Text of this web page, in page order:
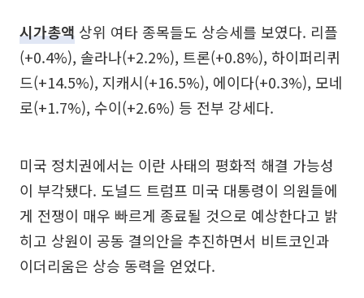
시가총액 상위 여타 종목들도 상승세를 보였다. 리플
(+0.4%), 솔라나(+2.2%), 트론(+0.8%), 하이퍼리퀴
드(+14.5%), 지캐시(+16.5%), 에이다(+0.3%), 모네
로(+1.7%), 수이(+2.6%) 등 전부 강세다.
미국 정치권에서는 이란 사태의 평화적 해결 가능성
이 부각됐다. 도널드 트럼프 미국 대통령이 의원들에
게 전쟁이 매우 빠르게 종료될 것으로 예상한다고 밝
히고 상원이 공동 결의안을 추진하면서 비트코인과
이더리움은 상승 동력을 얻었다.